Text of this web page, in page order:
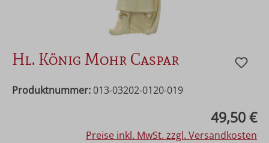
Hl. König Mohr Caspar
Produktnummer: 013-03202-0120-019
49,50 €
Preise inkl. MwSt. zzgl. Versandkosten